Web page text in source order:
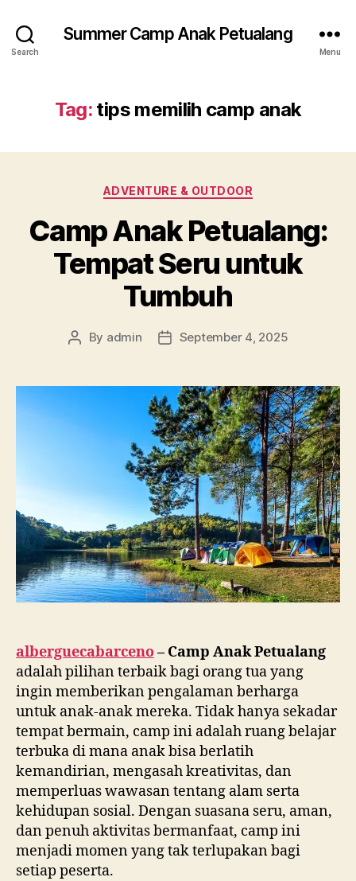
Search
Summer Camp Anak Petualang
Menu
Tag: tips memilih camp anak
Categories
ADVENTURE & OUTDOOR
Camp Anak Petualang:
Tempat Seru untuk
Tumbuh
Post
By admin
PostSeptember 4, 2025
alberguecabarceno– Camp Anak Petualang
adalah pilihan terbaik bagi orang tua yang
ingin memberikan pengalaman berharga
untuk anak-anak mereka. Tidak hanya sekadar
tempat bermain, camp ini adalah ruang belajar
terbuka di mana anak bisa berlatih
kemandirian, mengasah kreativitas, dan
memperluas wawasan tentang alam serta
kehidupan sosial. Dengan suasana seru, aman,
dan penuh aktivitas bermanfaat, camp ini
menjadi momen yang tak terlupakan bagi
setiap peserta.